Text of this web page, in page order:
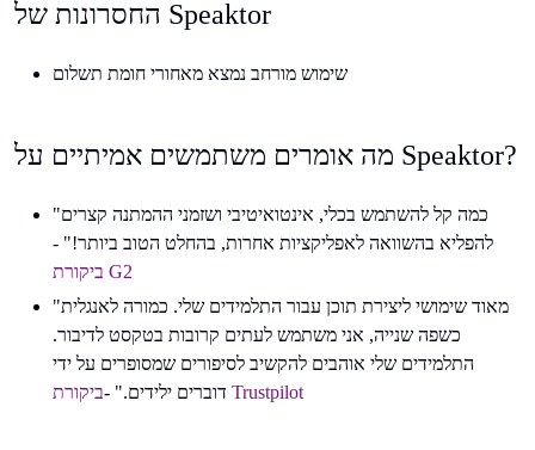
החסרונות של Speaktor
שימוש מורחב נמצא מאחורי חומת תשלום
מה אומרים משתמשים אמיתיים על Speaktor?
"כמה קל להשתמש בכלי, אינטואיטיבי ושזמני ההמתנה קצרים
להפליא בהשוואה לאפליקציות אחרות, בהחלט הטוב ביותר!" -
ביקורת G2
"מאוד שימושי ליצירת תוכן עבור התלמידים שלי. כמורה לאנגלית
כשפה שנייה, אני משתמש לעתים קרובות בטקסט לדיבור.
התלמידים שלי אוהבים להקשיב לסיפורים שמסופרים על ידי
דוברים ילידים." - ביקורת Trustpilot